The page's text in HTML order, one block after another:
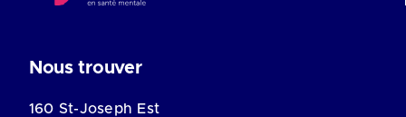
Nous trouver
160 St-Joseph Est